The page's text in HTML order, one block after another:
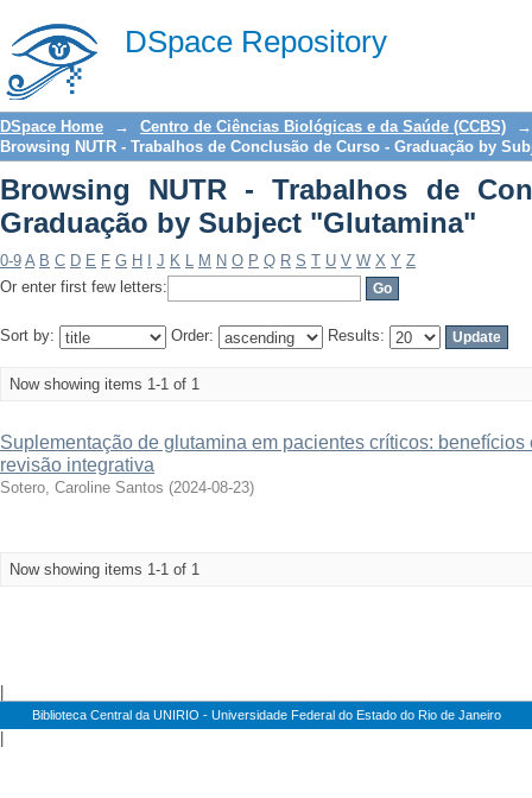
DSpace Repository
Browsing NUTR - Trabalhos de
"Glutamina"
DSpace Home → Centro de Ciências Biológicas e da Saúde (CCBS)
→
Browsing NUTR - Trabalhos de Conclusão de Curso - Graduação by
Browsing NUTR - Trabalhos de
Graduação by Subject "Glutamina"
0-9 A B C D E F G H J K L M N O P Q R S T U V W X Y Z
Or enter first few letters:
Sort by: Order: Results:
Now showing items 1-1 of 1
Suplementação de glutamina em pacientes críticos:
revisão integrativa
Sotero, Caroline Santos (2024-08-23)
Now showing items 1-1 of 1
Biblioteca Central da UNIRIO - Universidade Federal do Estado do Rio de Janeiro